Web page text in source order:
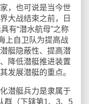
，也可说是当今世
大战结束之前，日
有“潜水航母”之称
上自卫队为提高战
艇隐蔽性、提高潜
降低潜艇推进装置
发展潜艇的重点。
潜艇兵力是隶属于
群（下辖第1、3、5